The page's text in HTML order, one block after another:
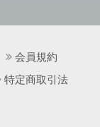
会員規約
特定商取引法